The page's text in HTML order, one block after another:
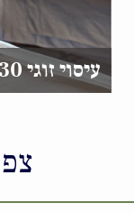
עיסוי זוגי 30 דקות